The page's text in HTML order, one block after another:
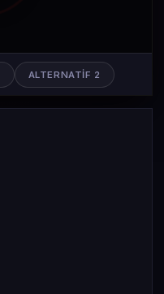
ALTERNATIF 2